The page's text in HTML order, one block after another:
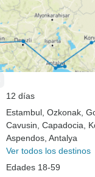
12 días
Estambul , Ozkonak ,
Cavusin , Capadocia ,
Aspendos , Antalya
Ver todos los destinos
Edades 18-59